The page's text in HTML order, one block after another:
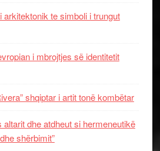
te simboli i trungut
i mbrojtjes së identitetit
shqiptar i artit tonë kombëtar
altarit dhe atdheut si hermeneutikë
shërbimit”